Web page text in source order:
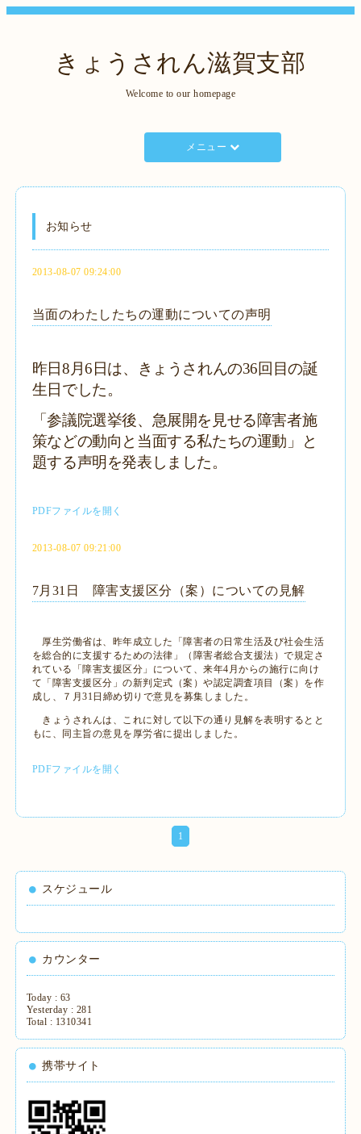
きょうされん滋賀支部
Welcome to our homepage
メニュー
お知らせ
2013-08-07 09:24:00
当面のわたしたちの運動についての声明
昨日8月6日は、きょうされんの36回目の誕
生日でした。
「参議院選挙後、急展開を見せる障害者施
策などの動向と当面する私たちの運動」と
題する声明を発表しました。
PDFファイルを開く
2013-08-07 09:21:00
7月31日 障害支援区分（案）についての見解
厚生労働省は、昨年成立した「障害者の日常生活及び社会生活
を総合的に支援するための法律」（障害者総合支援法）で規定さ
れている「障害支援区分」について、来年4月からの施行に向け
て「障害支援区分」の新判定式（案）や認定調査項目（案）を作
成し、７月31日締め切りで意見を募集しました。
きょうされんは、これに対して以下の通り見解を表明するとと
もに、同主旨の意見を厚労省に提出しました。
PDFファイルを開く
1
スケジュール
カウンター
Today : 63
Yesterday : 281
Total : 1310341
携帯サイト